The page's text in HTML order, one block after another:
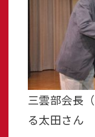
三雲部会長
る太田さん